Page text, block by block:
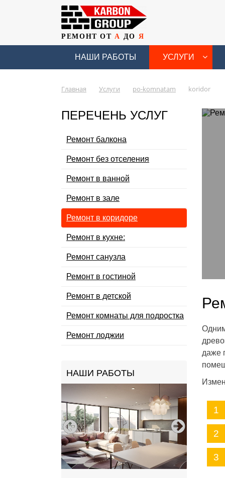
РЕМОНТ ОТА ДО Я
НАШИ РАБОТЫ УСЛУГИ
Главная Услуги po-komnatam koridor
ПЕРЕЧЕНЬ УСЛУГ
Ремонт балкона
Ремонт без отселения
Ремонт в ванной
Ремонт в зале
Ремонт в коридоре
Ремонт в кухне:
Ремонт санузла
Ремонт в гостиной
Ремонт в детской
Ремонт комнаты для подростка
Ремонт лоджии
НАШИ РАБОТЫ
даже